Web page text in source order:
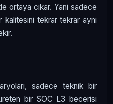
ortaya cikar. Yani sadece
kalitesini tekrar tekrar ayni
sadece teknik bir
bir SOC L3 becerisi